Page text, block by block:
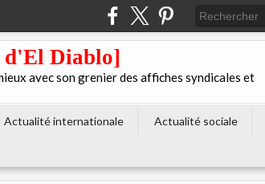
d'El Diablo]
avec son grenier des affiches syndicales et
Actualité internationale Actualité sociale